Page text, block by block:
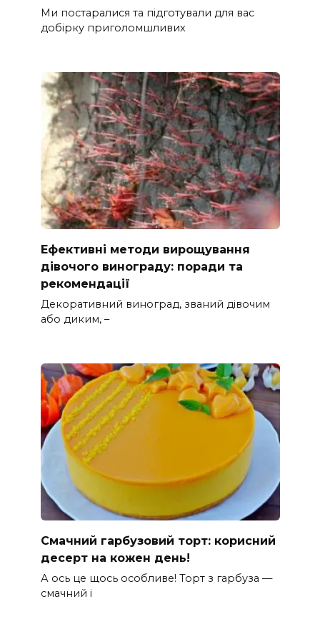
Ми постаралися та підготували для вас
добірку приголомшливих
Ефективні методи вирощування
дівочого винограду: поради та
рекомендації
Декоративний виноград, званий дівочим
або диким, –
Смачний гарбузовий торт: корисний
десерт на кожен день!
А ось це щось особливе! Торт з гарбуза —
смачний і